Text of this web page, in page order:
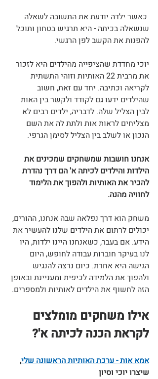
כאשר ילדה יודעת את התשובה לשאלה
שנשאלה בכיתה - היא תרגיש בטחון ותוכל
להפנות את הקשב לפן הרגשי.
יוכי מחדדת שהציפייה מהילדים היא לזכור
את מרבית 22 האותיות וזוהי התשתית
לקריאה וכתיבה. יחד עם זאת, חשוב
שהילדים ידעו גם לקודד ולקשר בין האות
לבין הצליל שלה. לדבריה, ילדים רבים לא
מצליחים לראות אות ולתת לה את השם
הנכון או לשלב בין הצליל לסימן הגרפי.
אנחנו חושבות שמשחקים שמכינים את
הילדות והילדים לכיתה א' הם דרך נהדרת
להכיר את האותיות ולהפוך את הלימוד
לחוויה מהנה.
משחק הוא דרך נפלאה שבה אנחנו, ההורים,
יכולים לרתום את הילדים שלנו להעשיר את
הידע. אם בעבר, כשאנחנו היינו ילדות, היו
לנו בעיקר חוברות עבודה לחופש, היום
הגישה היא אחרת. כיום נרצה להנגיש
ולהפוך את הלמידה לכיפית ומעניינת ובאופן
הזה לחשוף את הילדים לאותיות ולמספרים.
אילו משחקים מומלצים
לקראת הכנה לכיתה א'?
אמא אות - ערכת האותיות הראשונה שלי,
שיצרו יוכי וסיון